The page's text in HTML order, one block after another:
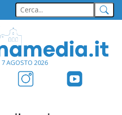
7 AGOSTO 2026